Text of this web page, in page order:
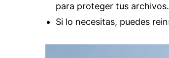
para proteger tus archivos.
Si lo necesitas, puedes